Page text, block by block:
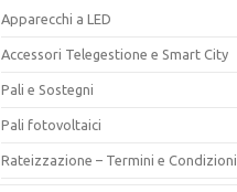
Apparecchi a LED
Accessori Telegestione e Smart City
Pali e Sostegni
Pali fotovoltaici
Rateizzazione – Termini e Condizioni